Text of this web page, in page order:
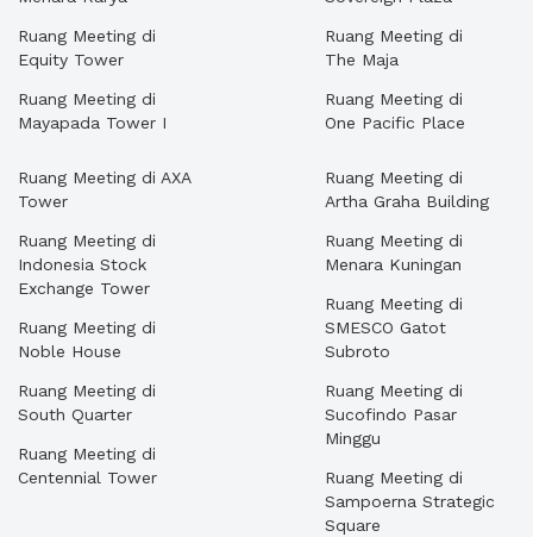
Ruang Meeting di
Equity Tower
Ruang Meeting di
Mayapada Tower I
Ruang Meeting di
The Maja
Ruang Meeting di
One Pacific Place
Ruang Meeting di AXA
Tower
Ruang Meeting di
Indonesia Stock
Exchange Tower
Ruang Meeting di
Noble House
Ruang Meeting di
South Quarter
Ruang Meeting di
Centennial Tower
Ruang Meeting di
Artha Graha Building
Ruang Meeting di
Menara Kuningan
Ruang Meeting di
SMESCO Gatot
Subroto
Ruang Meeting di
Sucofindo Pasar
Minggu
Ruang Meeting di
Sampoerna Strategic
Square